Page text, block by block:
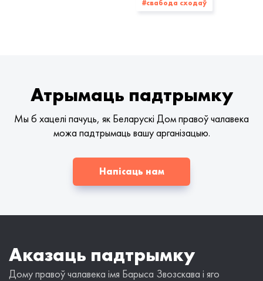
#свабода сходаў
Атрымаць падтрымку
Мы б хацелі пачуць, як Беларускі Дом правоў чалавека
можа падтрымаць вашу арганізацыю.
Напісаць нам
Аказаць падтрымку
Дому правоў чалавека імя Барыса Звозскава і яго